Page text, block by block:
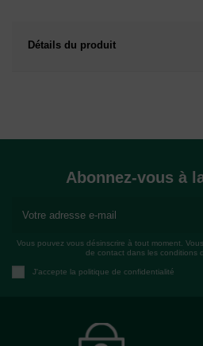
Détails du produit
Abonnez-vous à
Vous pouvez vous désinscrire à tout moment.
de contact dans les conditions
J'accepte la politique de confidentialité